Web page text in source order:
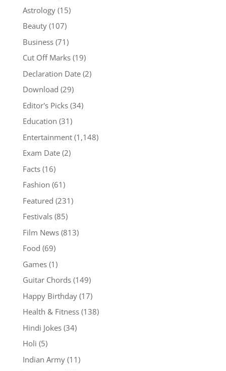
Astrology(15)
Beauty(107)
Business(71)
Cut Off Marks(19)
Declaration Date(2)
Download (29)
Editor's Picks(34)
Education (31)
Entertainment(1,148)
Exam Date(2)
Facts(16)
Fashion (61)
Featured (231)
Festivals(85)
Film News(813)
Food (69)
Games(1)
Guitar Chords(149)
Happy Birthday(17)
Health & Fitness(138)
Hindi Jokes(34)
Holi (5)
Indian Army(11)